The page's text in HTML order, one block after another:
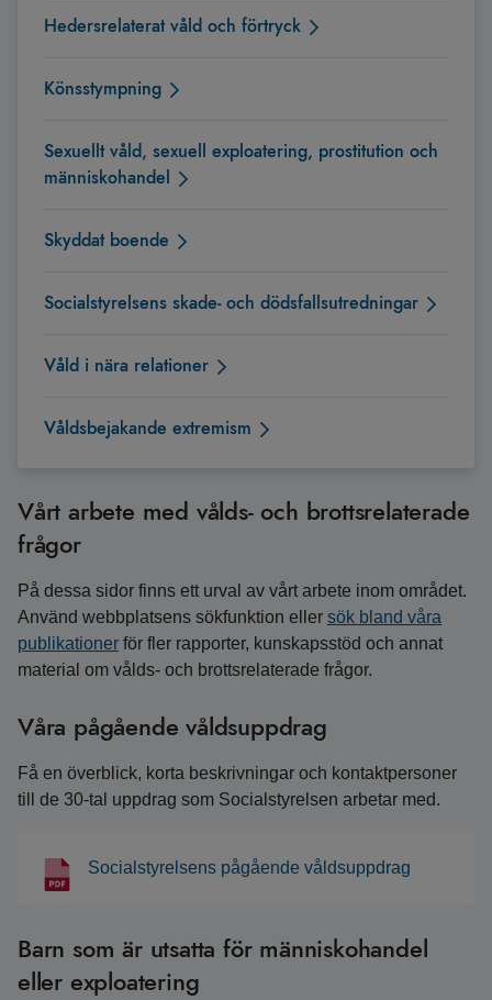
Hedersrelaterat våld och förtryck
Könsstympning
Sexuellt våld, sexuell exploatering, prostitution och
människohandel
Skyddat boende
Socialstyrelsens skade- och dödsfallsutredningar
Våld i nära relationer
Våldsbejakande extremism
Vårt arbete med vålds- och brottsrelaterade
frågor
På dessa sidor finns ett urval av vårt arbete inom området.
Använd webbplatsens sökfunktion eller sök bland våra
publikationer för fler rapporter, kunskapsstöd och annat
material om vålds- och brottsrelaterade frågor.
Våra pågående våldsuppdrag
Få en överblick, korta beskrivningar och kontaktpersoner
till de 30-tal uppdrag som Socialstyrelsen arbetar med.
Socialstyrelsens pågående våldsuppdrag
Barn som är utsatta för människohandel
eller exploatering